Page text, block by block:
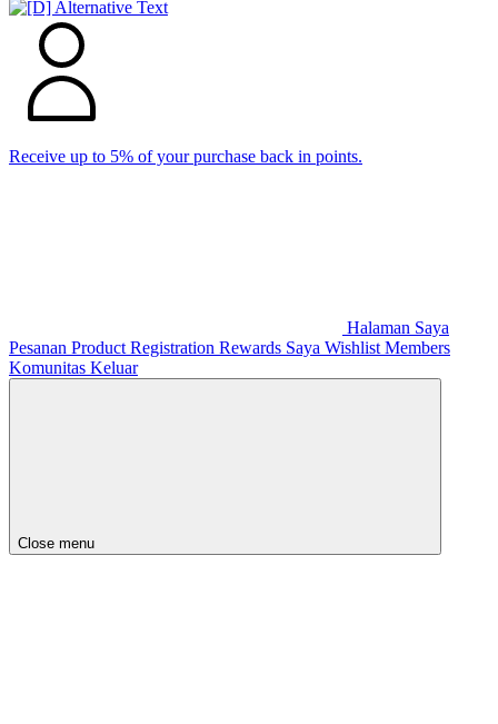
Receive up to 5% of your purchase back in points.
Halaman Saya
Pesanan Product Registration Rewards Saya Wishlist Members
Komunitas Keluar
Close menu